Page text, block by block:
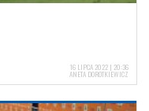
16 LIPCA 2022 | 20:36
ANETA DOROTKIEWICZ